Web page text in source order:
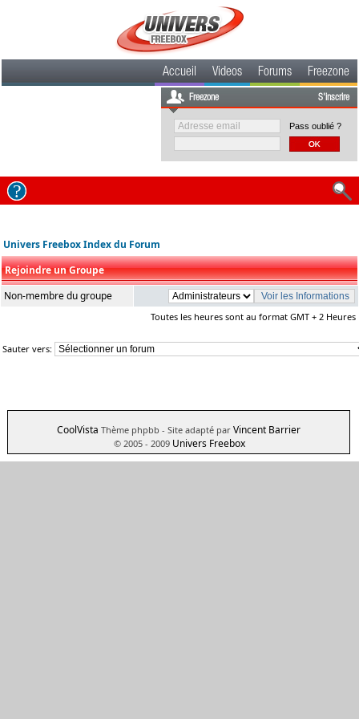
Accueil Videos Forums Freezone
Freezone S'inscrire
Pass oublié ?
Univers Freebox Index du Forum
Rejoindre un Groupe
Non-membre du groupe
Toutes les heures sont au format GMT + 2 Heures
Sauter vers:
CoolVista Thème phpbb - Site adapté par Vincent Barrier
© 2005 - 2009 Univers Freebox